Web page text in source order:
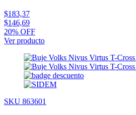
$183,37
$146,69
20% OFF
Ver producto
SKU 863601